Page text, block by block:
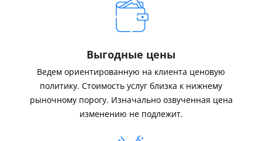
Выгодные цены
Ведем ориентированную на клиента ценовую
политику. Стоимость услуг близка к нижнему
рыночному порогу. Изначально озвученная цена
изменению не подлежит.